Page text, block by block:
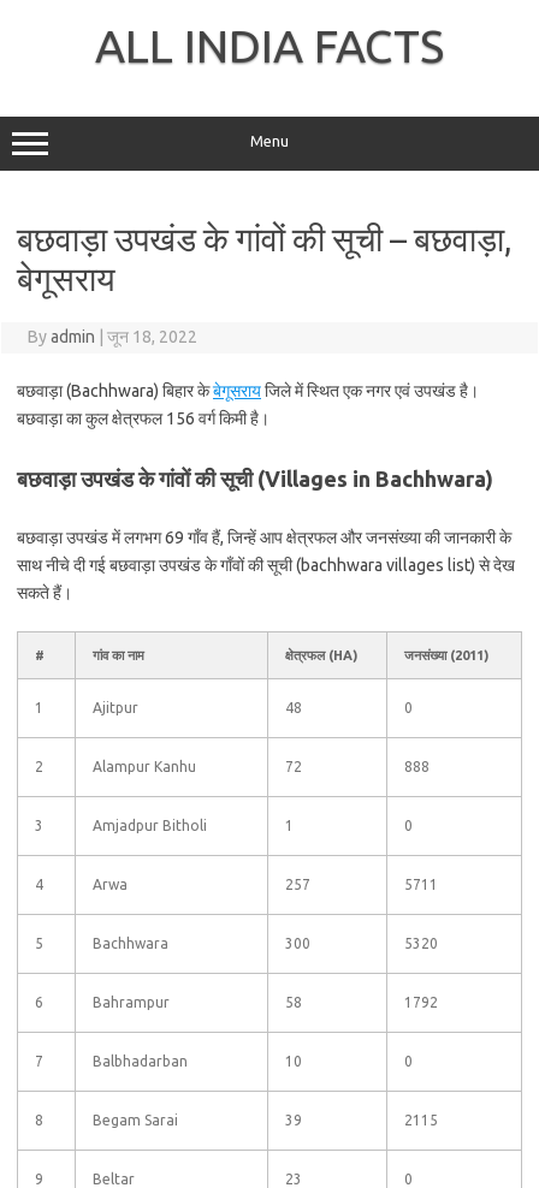
ALL INDIA FACTS
Menu
बछवाड़ा उपखंड के गांवों की सूची – बछवाड़ा,
बेगूसराय
Byadmin जून 18, 2022
बछवाड़ा (Bachhwara) बिहार केबेगूसरायजिले में स्थित एक नगर एवं उपखंड है।
बछवाड़ा का कुल क्षेत्रफल 156 वर्ग किमी है।
बछवाड़ा उपखंड के गांवों की सूची (Villages in Bachhwara)
बछवाड़ा उपखंड में लगभग 69 गाँव हैं, जिन्हें आप क्षेत्रफल और जनसंख्या की जानकारी के
साथ नीचे दी गई बछवाड़ा उपखंड के गाँवों की सूची (bachhwara villages list) से देख
सकते हैं।
# गांव का नाम क्षेत्रफल (HA) जनसंख्या (2011)
1 Ajitpur 48 0
2 Alampur Kanhu 72 888
3 Amjadpur Bitholi 1 0
4 Arwa 257 5711
5 Bachhwara 300 5320
6 Bahrampur 58 1792
7 Balbhadarban 10 0
8 Begam Sarai 39 2115
9 Beltar 23 0